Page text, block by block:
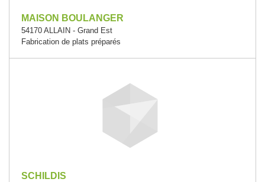
MAISON BOULANGER
54170 ALLAIN - Grand Est
Fabrication de plats préparés
SCHILDIS